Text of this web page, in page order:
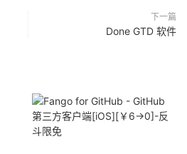
下一篇
Done GTD 软件